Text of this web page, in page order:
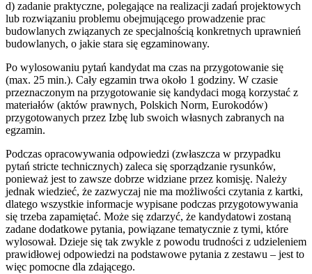
d) zadanie praktyczne, polegające na realizacji zadań projektowych
lub rozwiązaniu problemu obejmującego prowadzenie prac
budowlanych związanych ze specjalnością konkretnych uprawnień
budowlanych, o jakie stara się egzaminowany.
Po wylosowaniu pytań kandydat ma czas na przygotowanie się
(max. 25 min.). Cały egzamin trwa około 1 godziny. W czasie
przeznaczonym na przygotowanie się kandydaci mogą korzystać z
materiałów (aktów prawnych, Polskich Norm, Eurokodów)
przygotowanych przez Izbę lub swoich własnych zabranych na
egzamin.
Podczas opracowywania odpowiedzi (zwłaszcza w przypadku
pytań stricte technicznych) zaleca się sporządzanie rysunków,
ponieważ jest to zawsze dobrze widziane przez komisję. Należy
jednak wiedzieć, że zazwyczaj nie ma możliwości czytania z kartki,
dlatego wszystkie informacje wypisane podczas przygotowywania
się trzeba zapamiętać. Może się zdarzyć, że kandydatowi zostaną
zadane dodatkowe pytania, powiązane tematycznie z tymi, które
wylosował. Dzieje się tak zwykle z powodu trudności z udzieleniem
prawidłowej odpowiedzi na podstawowe pytania z zestawu – jest to
więc pomocne dla zdającego.